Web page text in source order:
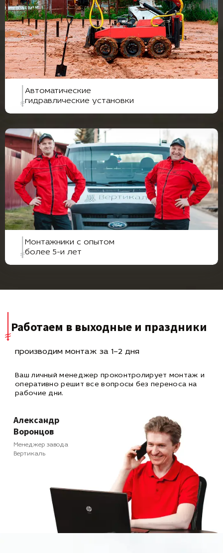
Автоматические
гидравлические установки
Монтажники с опытом
более 5-и лет
Работаем в выходные и праздники
производим монтаж за 1–2 дня
Ваш личный менеджер проконтролирует монтаж и
оперативнорешит все вопросы без переноса на
рабочие дни.
Александр
Воронцов
Менеджер завода
Вертикаль